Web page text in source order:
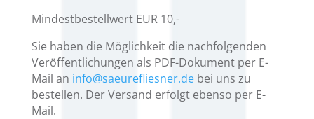
Mindestbestellwert EUR 10,-
Sie haben die Möglichkeit die nachfolgenden
Veröffentlichungen als PDF-Dokument per E-
Mail an info@saeurefliesner.debei uns zu
bestellen. Der Versand erfolgt ebenso per E-
Mail.